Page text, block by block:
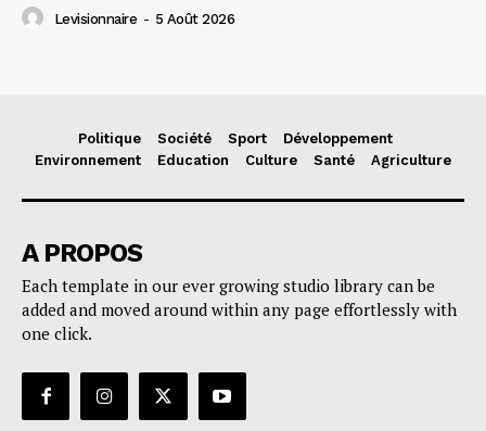
Levisionnaire - 5 Août 2026
Politique Société Sport
Développement
Environnement
Education Culture Santé Agriculture
A PROPOS
Each template in our ever growing studio library can be
added and moved around within any page effortlessly with
one click.